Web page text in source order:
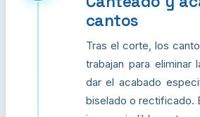
cantos
Tras el corte, los
trabajan para eliminar
dar el acabado
biselado o rectificado.